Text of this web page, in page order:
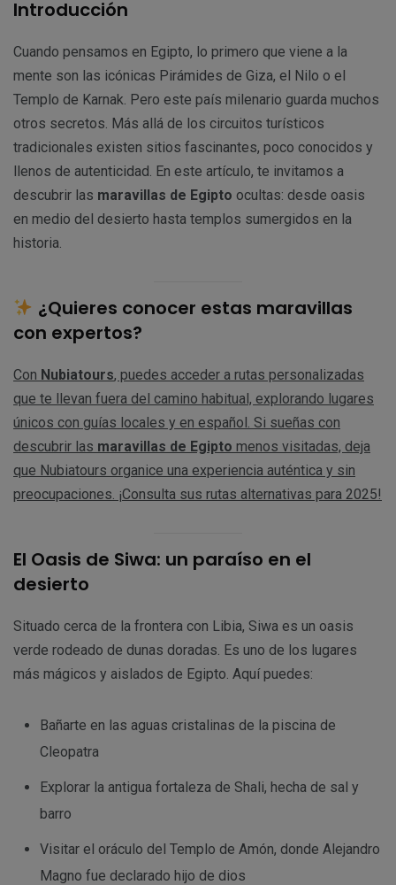
Introducción
Cuando pensamos en Egipto, lo primero que viene a la
mente son las icónicas Pirámides de Giza, el Nilo o el
Templo de Karnak. Pero este país milenario guarda muchos
otros secretos. Más allá de los circuitos turísticos
tradicionales existen sitios fascinantes, poco conocidos y
llenos de autenticidad. En este artículo, te invitamos a
descubrir las maravillas de Egipto ocultas: desde oasis
en medio del desierto hasta templos sumergidos en la
historia.
¿Quieres conocer estas maravillas
con expertos?
Con Nubiatours, puedes acceder a rutas personalizadas
que te llevan fuera del camino habitual, explorando lugares
únicos con guías locales y en español. Si sueñas con
descubrir las maravillas de Egipto menos visitadas, deja
que Nubiatours organice una experiencia auténtica y sin
preocupaciones. ¡Consulta sus rutas alternativas para 2025!
El Oasis de Siwa: un paraíso en el
desierto
Situado cerca de la frontera con Libia, Siwa es un oasis
verde rodeado de dunas doradas. Es uno de los lugares
más mágicos y aislados de Egipto. Aquí puedes:
Bañarte en las aguas cristalinas de la piscina de
Cleopatra
Explorar la antigua fortaleza de Shali, hecha de sal y
barro
Visitar el oráculo del Templo de Amón, donde Alejandro
Magno fue declarado hijo de dios